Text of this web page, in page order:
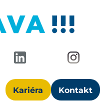
Kariéra Kontakt